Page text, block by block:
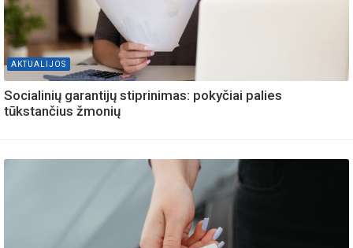
AKTUALIJOS
Socialinių garantijų stiprinimas: pokyčiai palies
tūkstančius žmonių